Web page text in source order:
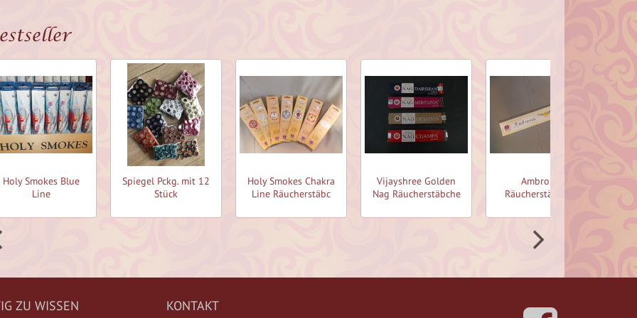
Holy Smokes Blue
Line
Spiegel Pckg. mit 12
Stück
Holy Smokes Chakra
Line Räucherstäbc
Vijayshree Golden
Nag Räucherstäbche
Ambrosia
Räucherstäbchen
ZU WISSEN KONTAKT